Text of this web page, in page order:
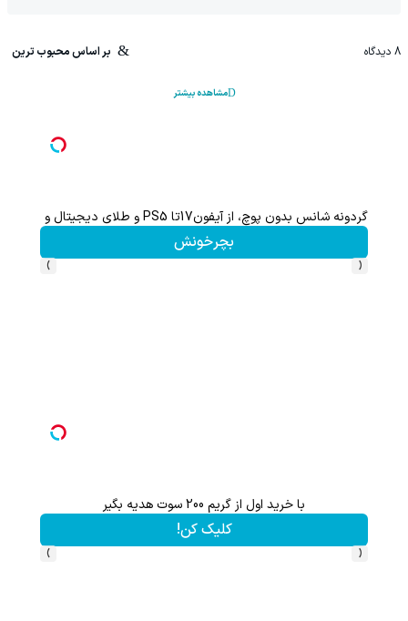
8 دیدگاه بر اساس محبوب ترین
مشاهده بیشتر
گردونه شانس بدون پوچ، از آیفون17تا PS5 و طلای دیجیتال و دلار🔥
بچرخونش
‹
›
با خرید اول از گریم 200 سوت هدیه بگیر
کلیک کن!
‹
›